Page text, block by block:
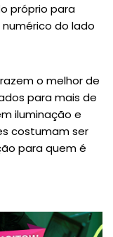
próprio para
do lado
o melhor de
para mais de
iluminação e
costumam ser
para quem é